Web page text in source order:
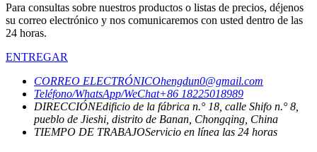
Para consultas sobre nuestros productos o listas de precios, déjenos
su correo electrónico y nos comunicaremos con usted dentro de las
24 horas.
ENTREGAR
CORREO ELECTRÓNICOhengdun0@gmail.com
Teléfono/WhatsApp/WeChat+86 18225018989
DIRECCIÓNEdificio de la fábrica n.° 18, calle Shifo n.° 8,
pueblo de Jieshi, distrito de Banan, Chongqing, China
TIEMPO DE TRABAJOServicio en línea las 24 horas